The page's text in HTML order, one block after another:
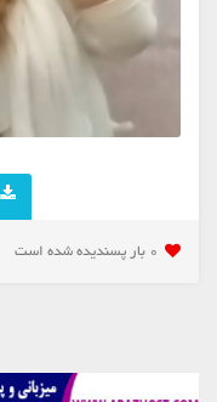
0 بار پسنديده شده است